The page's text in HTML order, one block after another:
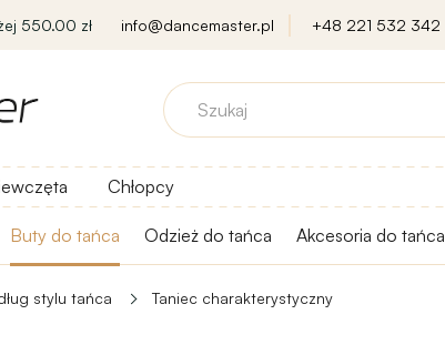
550.00 zł info@dancemaster.pl +48 221 532 342
Chłopcy
Buty do tańca Odzież do tańca Akcesoria do tańca
stylu tańca Taniec charakterystyczny